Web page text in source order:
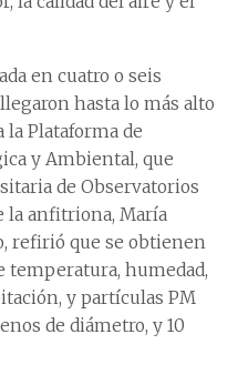
en cuatro o seis
hasta lo más alto
Plataforma de
y Ambiental, que
de Observatorios
la anfitriona, María
refirió que se obtienen
temperatura, humedad,
y partículas PM
de diámetro, y 10